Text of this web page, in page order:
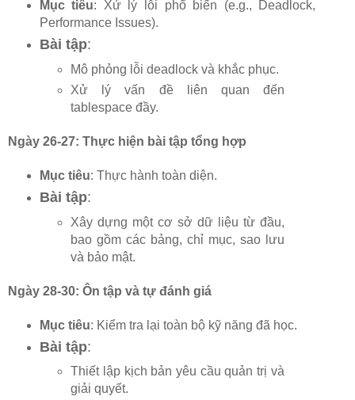
Mục tiêu: Xử lý lỗi phổ biến (e.g., Deadlock,
Performance Issues).
Bài tập:
Mô phỏng lỗi deadlock và khắc phục.
Xử lý vấn đề liên quan đến
tablespace đầy.
Ngày 26-27: Thực hiện bài tập tổng hợp
Mục tiêu: Thực hành toàn diện.
Bài tập:
Xây dựng một cơ sở dữ liệu từ đầu,
bao gồm các bảng, chỉ mục, sao lưu
và bảo mật.
Ngày 28-30: Ôn tập và tự đánh giá
Mục tiêu: Kiểm tra lại toàn bộ kỹ năng đã học.
Bài tập:
Thiết lập kịch bản yêu cầu quản trị và
giải quyết.